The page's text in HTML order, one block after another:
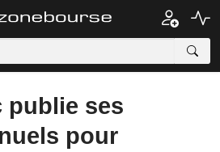
publie ses
pour